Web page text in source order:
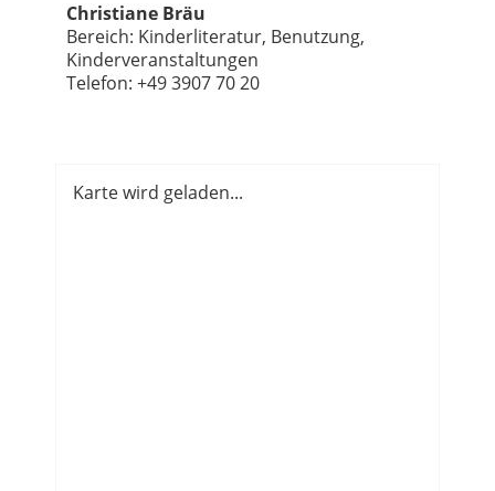
Christiane Bräu
Bereich: Kinderliteratur, Benutzung,
Kinderveranstaltungen
Telefon: +49 3907 70 20
Karte wird geladen...